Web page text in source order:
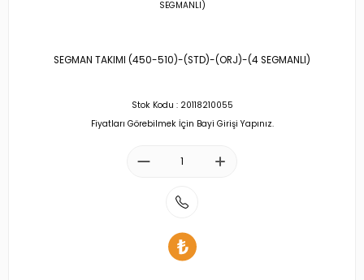
SEGMAN TAKIMI (450-510)-(STD)-(ORJ)-(4 SEGMANLI)
Stok Kodu : 20118210055
Fiyatları Görebilmek İçin Bayi Girişi Yapınız.